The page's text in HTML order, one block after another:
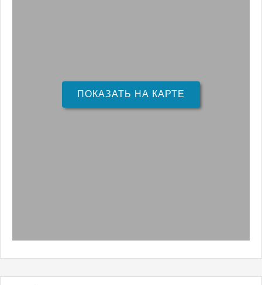
ПОКАЗАТЬ НА КАРТЕ